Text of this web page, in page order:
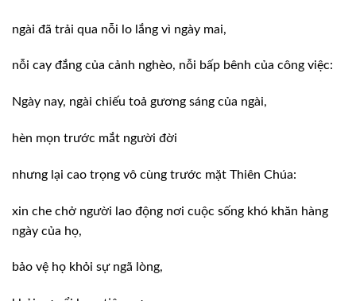
ngài đã trải qua nỗi lo lắng vì ngày mai,
nỗi cay đắng của cảnh nghèo, nỗi bấp bênh của công việc:
Ngày nay, ngài chiếu toả gương sáng của ngài,
hèn mọn trước mắt người đời
nhưng lại cao trọng vô cùng trước mặt Thiên Chúa:
xin che chở người lao động nơi cuộc sống khó khăn hàng
ngày của họ,
bảo vệ họ khỏi sự ngã lòng,